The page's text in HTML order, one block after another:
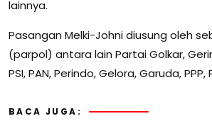
lainnya.
Pasangan Melki-Johni diusung oleh
(parpol) antara lain Partai Golkar,
PSI, PAN, Perindo, Gelora, Garuda, PPP,
BACA JUGA: